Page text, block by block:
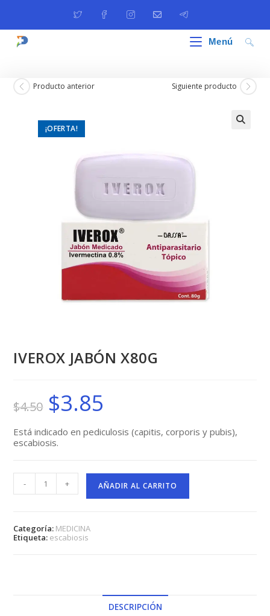
Menú
¡OFERTA!
Producto anterior Siguiente producto
IVEROX JABÓN X80G
$4.50
El
precio
original
$4.50.
$3.85
$3.85.
Está indicado en pediculosis (capitis, corporis y pubis),
escabiosis.
IVEROX
JABÓN
X80G
- + AÑADIR AL CARRITO
Categoría: MEDICINA
Etiqueta: escabiosis
DESCRIPCIÓN